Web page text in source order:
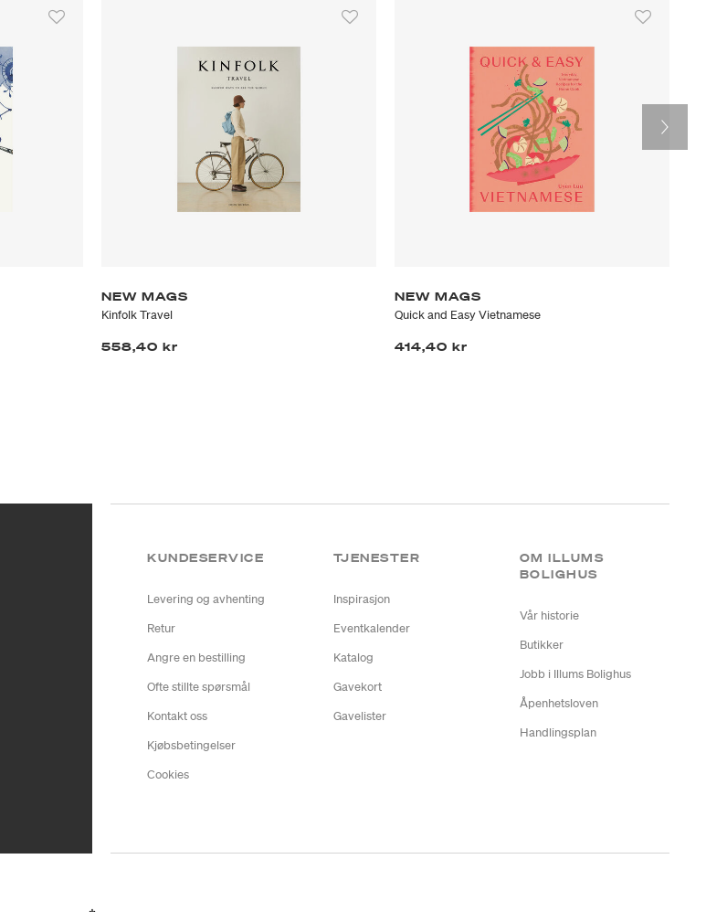
NEW MAGS
Kinfolk Travel
558,40 kr
NEW MAGS
Quick and Easy Vietnamese
414,40 kr
KUNDESERVICE
Levering og avhenting
Retur
Angre en bestilling
Ofte stillte spørsmål
Kontakt oss
Kjøbsbetingelser
Cookies
TJENESTER
Inspirasjon
Eventkalender
Katalog
Gavekort
Gavelister
OM ILLUMS
BOLIGHUS
Vår historie
Butikker
Jobb i Illums Bolighus
Åpenhetsloven
Handlingsplan